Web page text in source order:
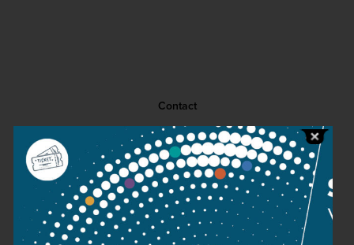
Contact
Public information
Press room
Terms and privacy
Imprint